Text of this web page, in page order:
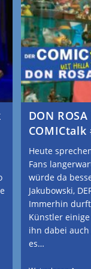
DON
COMICtalk
Heute
Fans
würde da
Jakubowski,
Immerhin
Künstler
ihn dabei
es…